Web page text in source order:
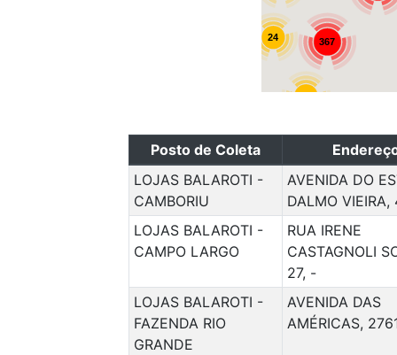
367
24
Posto de Coleta
LOJAS BALAROTI -
CAMBORIU
AVENIDA DO
DALMO
LOJAS BALAROTI -
CAMPO LARGO
RUA IRENE
CASTAGNOLI
27, -
LOJAS BALAROTI -
FAZENDA RIO
GRANDE
AVENIDA DAS
AMÉRICAS,